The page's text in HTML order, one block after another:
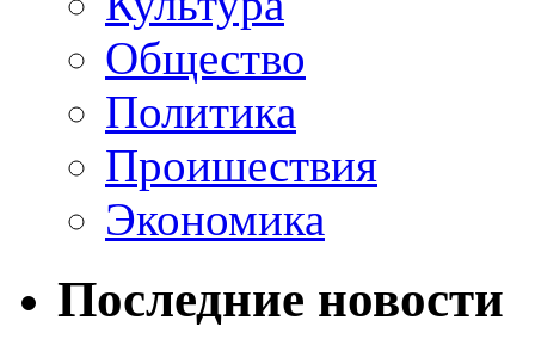
Общество
Политика
Проишествия
Экономика
Последние новости